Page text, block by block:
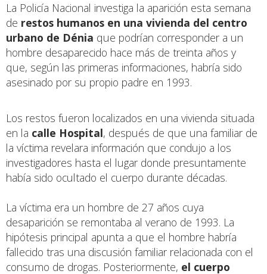
La Policía Nacional investiga la aparición esta semana
de restos humanos en una vivienda del centro
urbano de Dénia que podrían corresponder a un
hombre desaparecido hace más de treinta años y
que, según las primeras informaciones, habría sido
asesinado por su propio padre en 1993.
Los restos fueron localizados en una vivienda situada
en la calle Hospital, después de que una familiar de
la víctima revelara información que condujo a los
investigadores hasta el lugar donde presuntamente
había sido ocultado el cuerpo durante décadas.
La víctima era un hombre de 27 años cuya
desaparición se remontaba al verano de 1993. La
hipótesis principal apunta a que el hombre habría
fallecido tras una discusión familiar relacionada con el
consumo de drogas. Posteriormente, el cuerpo